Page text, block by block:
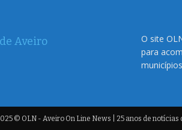
O site
para
© OLN - Aveiro On Line News | 25 anos de notícias